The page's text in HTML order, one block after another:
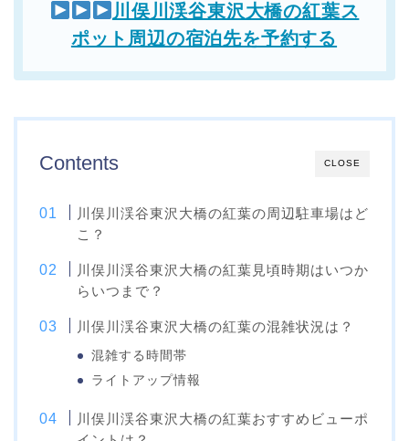
川俣川渓谷東沢大橋の紅葉ス
ポット周辺の宿泊先を予約する
CLOSE
Contents
川俣川渓谷東沢大橋の紅葉の周辺駐車場はど
こ？
川俣川渓谷東沢大橋の紅葉見頃時期はいつか
らいつまで？
川俣川渓谷東沢大橋の紅葉の混雑状況は？
混雑する時間帯
ライトアップ情報
川俣川渓谷東沢大橋の紅葉おすすめビューポ